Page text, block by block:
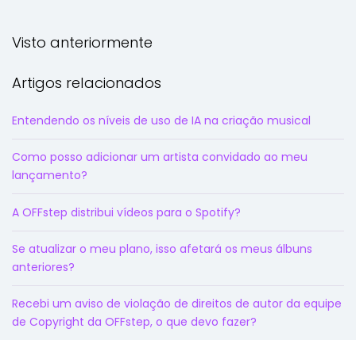
Visto anteriormente
Artigos relacionados
Entendendo os níveis de uso de IA na criação musical
Como posso adicionar um artista convidado ao meu
lançamento?
A OFFstep distribui vídeos para o Spotify?
Se atualizar o meu plano, isso afetará os meus álbuns
anteriores?
Recebi um aviso de violação de direitos de autor da equipe
de Copyright da OFFstep, o que devo fazer?